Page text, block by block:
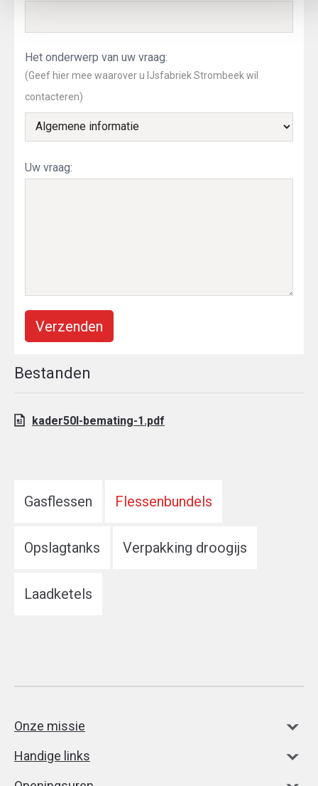
Het onderwerp van uw vraag:
(Geef hier mee waarover u IJsfabriek Strombeek wil
contacteren)
Uw vraag:
Verzenden
Bestanden
kader50l-bemating-1.pdf
Gasflessen Flessenbundels
Opslagtanks Verpakking droogijs
Laadketels
Onze missie
Handige links